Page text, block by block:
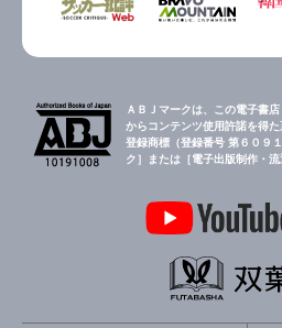
ＡＢＪマークは、この電子書
からコンテンツ使用許諾を得
登録商標（登録番号 第６０９
ク］または［電子出版制作・